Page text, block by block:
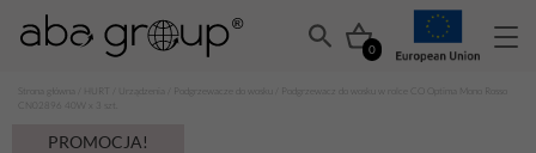
0
Podgrzewacze do wosku
/ Podgrzewacz do wosku w rolce CO Optima Mono Rosso
CN02896 40W x 3 szt.
PROMOCJA!